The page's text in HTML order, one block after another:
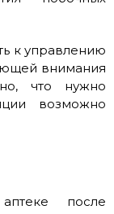
к управлению
внимания
что нужно
возможно
после